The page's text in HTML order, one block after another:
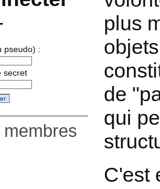
pseudo) :
secret
plus
de
qui
C'est